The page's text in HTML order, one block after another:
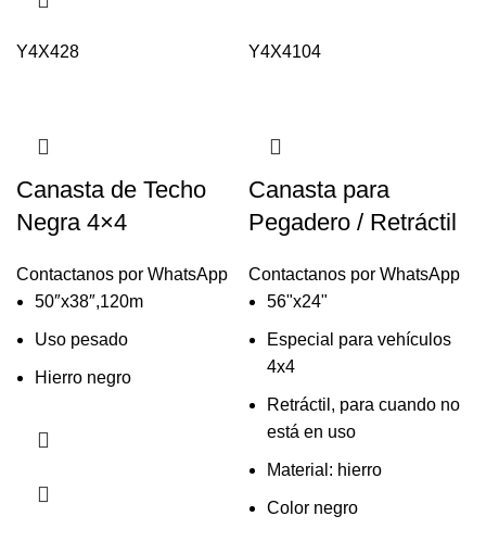
Y4X428
Canasta de Techo
Negra 4×4
Contactanos por WhatsApp
50″x38″,120m
Uso pesado
Hierro negro
Y4X4104
Canasta para
Pegadero / Retráctil
Contactanos por WhatsApp
56"x24"
Especial para vehículos
4x4
Retráctil, para cuando no
está en uso
Material: hierro
Color negro